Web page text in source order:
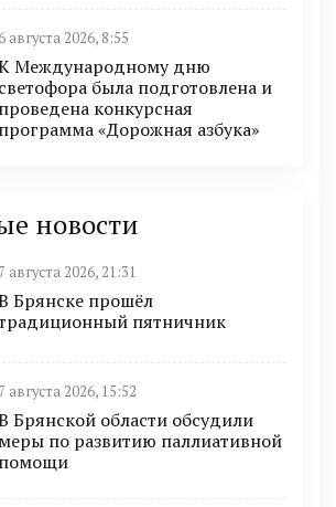
6 августа 2026, 8:55
Международному дню
светофора была подготовлена и
проведена конкурсная
программа «Дорожная азбука»
новости
7 августа 2026, 21:31
Брянске прошёл
пятничник
7 августа 2026, 15:52
Брянской области обсудили
меры по развитию паллиативной
помощи